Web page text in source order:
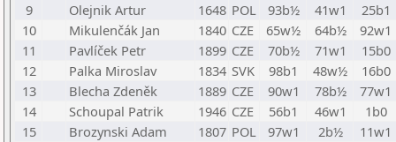
9
Olejnik Artur 1648 POL 93b½ 41w1
25b1
10
Mikulenčák Jan 1840 CZE 65w½ 64b½
92w1
11
Pavlíček Petr 1899 CZE 70b½ 71w1
15b0
12
Palka Miroslav 1834 SVK 98b1 48w½
16b0
13
Blecha Zdeněk 1889 CZE 90w1 78b½
77w1
14
Schoupal Patrik 1946 CZE 56b1 46w1
1b0
15
Brozynski Adam 1807 POL 97w1 2b½
11w1